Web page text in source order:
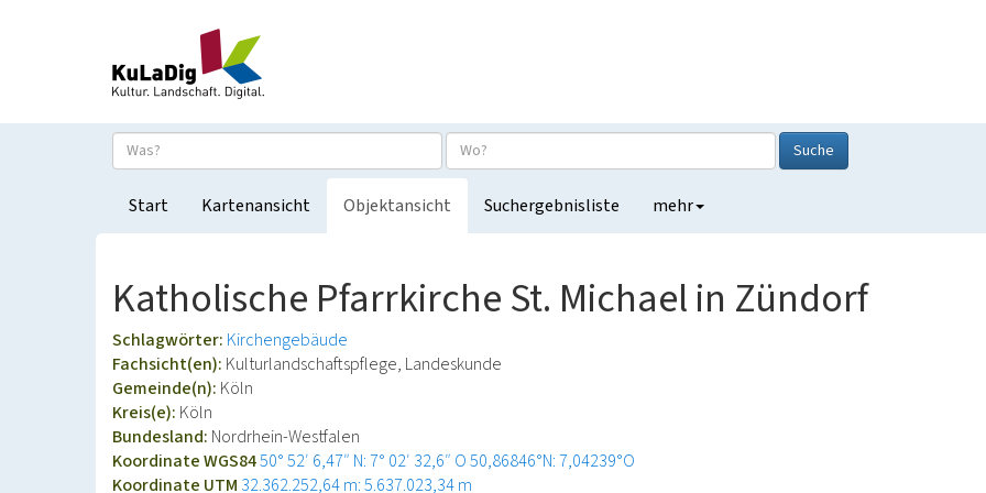
Suche
Start Kartenansicht Objektansicht Suchergebnisliste mehr
Katholische Pfarrkirche St. Michael in Zündorf
Schlagwörter: Kirchengebäude
Fachsicht(en): Kulturlandschaftspflege, Landeskunde
Gemeinde(n): Köln
Kreis(e): Köln
Bundesland: Nordrhein-Westfalen
Koordinate WGS8450° 52′ 6,47″ N: 7° 02′ 32,6″ O50,86846°N: 7,04239°O
Koordinate UTM 32.362.252,64 m: 5.637.023,34 m